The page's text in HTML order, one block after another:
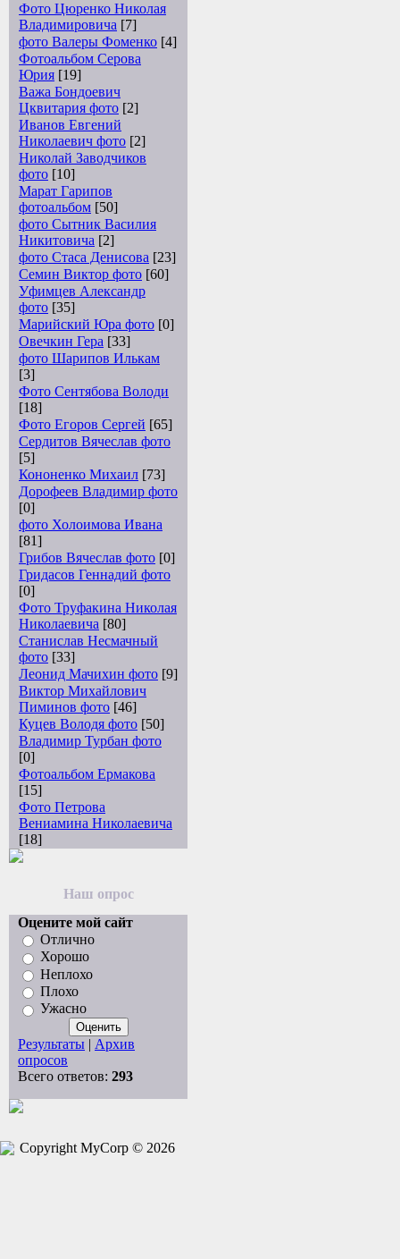
Фото Цюренко Николая
Владимировича [7]
фото Валеры Фоменко [4]
Фотоальбом Серова
Юрия [19]
Важа Бондоевич
Цквитария фото [2]
Иванов Евгений
Николаевич фото [2]
Николай Заводчиков
фото [10]
Марат Гарипов
фотоальбом [50]
фото Сытник Василия
Никитовича [2]
фото Стаса Денисова [23]
Семин Виктор фото [60]
Уфимцев Александр
фото [35]
Марийский Юра фото [0]
Овечкин Гера [33]
фото Шарипов Илькам
[3]
Фото Сентябова Володи
[18]
Фото Егоров Сергей [65]
Сердитов Вячеслав фото
[5]
Кононенко Михаил [73]
Дорофеев Владимир фото
[0]
фото Холоимова Ивана
[81]
Грибов Вячеслав фото [0]
Гридасов Геннадий фото
[0]
Фото Труфакина Николая
Николаевича [80]
Станислав Несмачный
фото [33]
Леонид Мачихин фото [9]
Виктор Михайлович
Пиминов фото [46]
Куцев Володя фото [50]
Владимир Турбан фото
[0]
Фотоальбом Ермакова
[15]
Фото Петрова
Вениамина Николаевича
[18]
Наш опрос
Оцените мой сайт
Отлично
Хорошо
Неплохо
Плохо
Ужасно
Результаты | Архив
опросов
Всего ответов: 293
Copyright MyCorp © 2026